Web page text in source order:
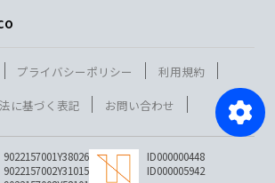
プライバシーポリシー
利用規約
に基づく表記
お問い合わせ
9022157001Y38026
9022157002Y31015
ID000000448
ID000005942